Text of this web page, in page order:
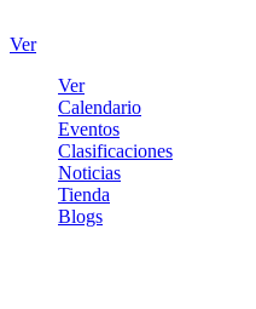
Ver
Ver
Calendario
Eventos
Clasificaciones
Noticias
Tienda
Blogs